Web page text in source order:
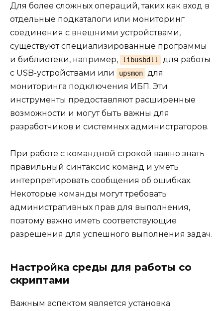
Для более сложных операций, таких как вход в
отдельные подкаталоги или мониторинг
соединения с внешними устройствами,
существуют специализированные программы
и библиотеки, например,
libusbdll
для работы
с USB-устройствами или
upsmon
для
мониторинга подключения ИБП. Эти
инструменты предоставляют расширенные
возможности и могут быть важны для
разработчиков и системных администраторов.
При работе с командной строкой важно знать
правильный синтаксис команд и уметь
интерпретировать сообщения об ошибках.
Некоторые команды могут требовать
административных прав для выполнения,
поэтому важно иметь соответствующие
разрешения для успешного выполнения задач.
Настройка среды для работы со
скриптами
Важным аспектом является установка